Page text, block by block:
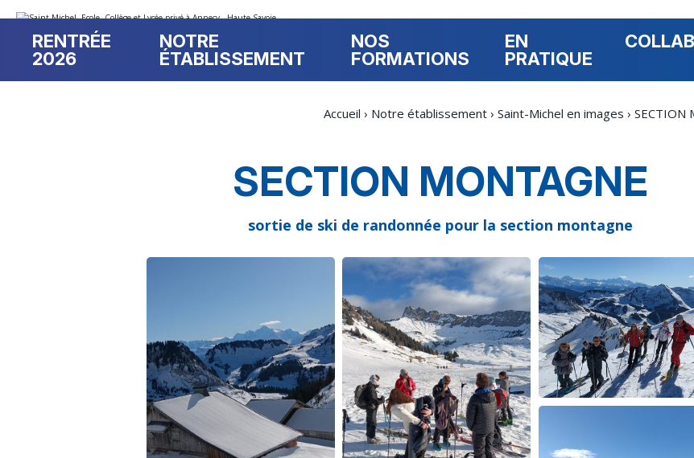
au
navigation
personnels
RENTRÉE
2026
NOTRE
ÉTABLISSEMENT
NOS
FORMATIONS
EN
PRATIQUE
Accueil › Notre établissement › Saint-Michel en images › SECTION
SECTION MONTAGNE
sortie de ski de randonnée pour la section montagne